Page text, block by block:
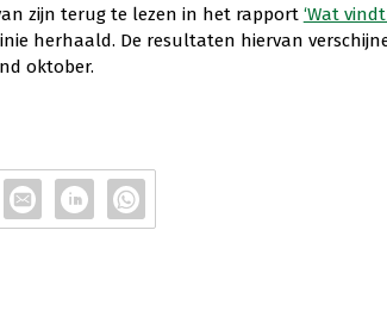
zijn terug te lezen in het rapport ‘Wat
herhaald. De resultaten hiervan
oktober.